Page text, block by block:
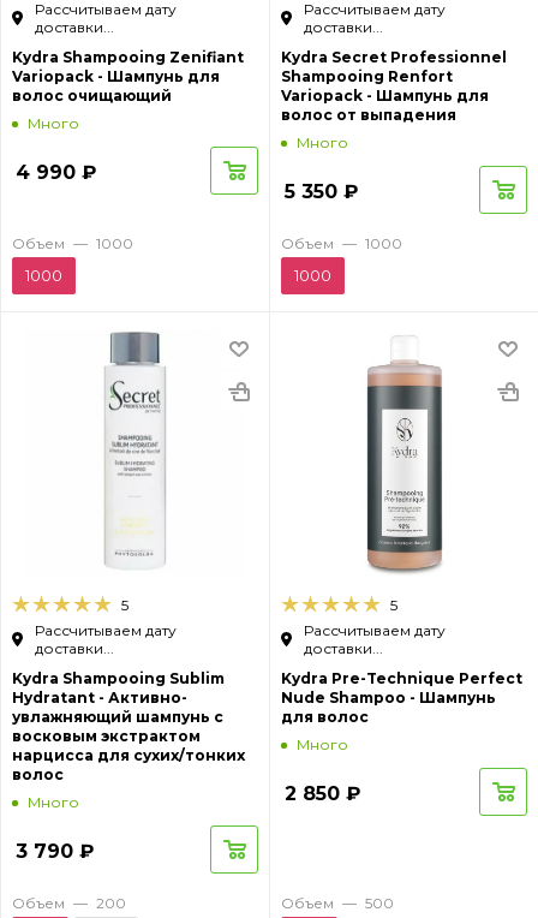
Рассчитываем дату
доставки...
Kydra Shampooing Zenifiant
Variopack - Шампунь для
волос очищающий
Много
4 990 ₽
Объем — 1000
1000
Рассчитываем дату
доставки...
Kydra Secret Professionnel
Shampooing Renfort
Variopack - Шампунь для
волос от выпадения
Много
5 350 ₽
Объем — 1000
1000
5
Рассчитываем дату
доставки...
Kydra Shampooing Sublim
Hydratant - Активно-
увлажняющий шампунь с
восковым экстрактом
нарцисса для сухих/тонких
волос
Много
3 790 ₽
Объем — 200
5
Рассчитываем дату
доставки...
Kydra Pre-Technique Perfect
Nude Shampoo - Шампунь
для волос
Много
2 850 ₽
Объем — 500